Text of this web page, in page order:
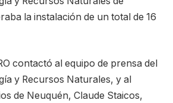
la instalación de un total de 16
contactó al equipo de prensa del
y Recursos Naturales, y al
de Neuquén, Claude Staicos,